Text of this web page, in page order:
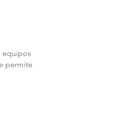
equipos
permite